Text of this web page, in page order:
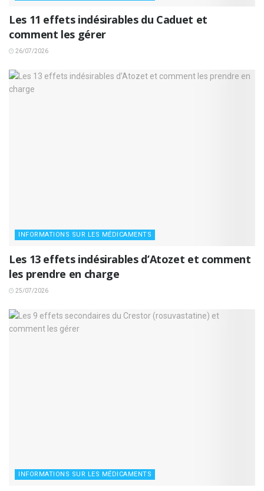
Les 11 effets indésirables du Caduet et
comment les gérer
26/07/2026
INFORMATIONS SUR LES MÉDICAMENTS
Les 13 effets indésirables d’Atozet et comment
les prendre en charge
25/07/2026
INFORMATIONS SUR LES MÉDICAMENTS